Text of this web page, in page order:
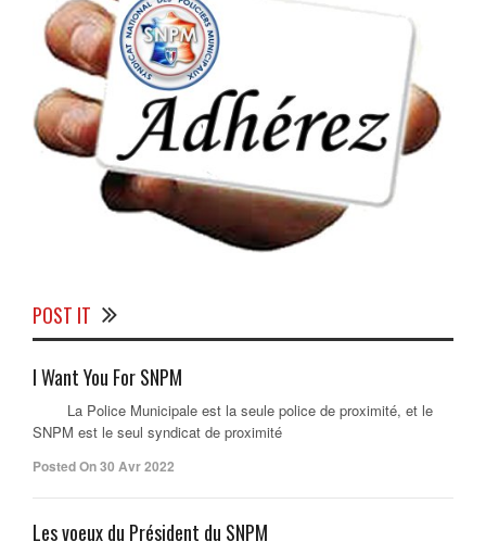
POST IT
I Want You For SNPM
La Police Municipale est la seule police de proximité, et le
SNPM est le seul syndicat de proximité
Posted On 30 Avr 2022
Les voeux du Président du SNPM